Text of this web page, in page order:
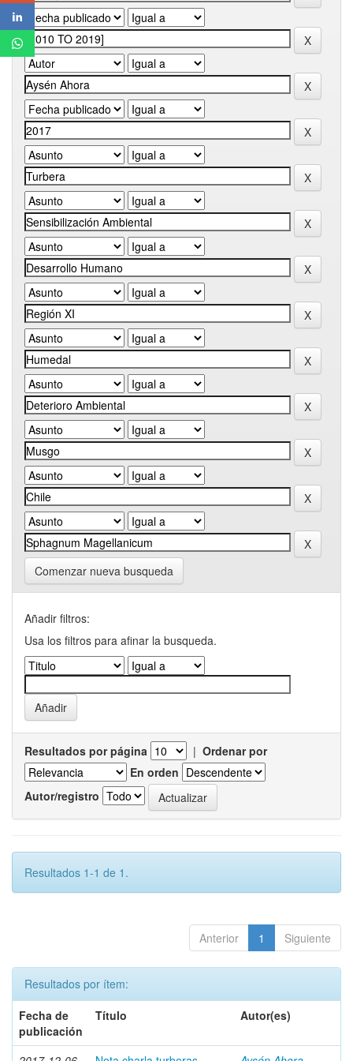
Comenzar nueva busqueda
Añadir filtros:
Usa los filtros para afinar la busqueda.
Resultados por página | Ordenar por
En orden
Autor/registro
Resultados 1-1 de 1.
Anterior 1 Siguiente
Resultados por ítem:
Fecha de
publicación
Título Autor(es)